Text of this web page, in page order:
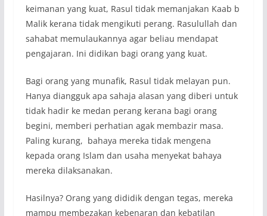
keimanan yang kuat, Rasul tidak memanjakan Kaab b
Malik kerana tidak mengikuti perang. Rasulullah dan
sahabat memulaukannya agar beliau mendapat
pengajaran. Ini didikan bagi orang yang kuat.
Bagi orang yang munafik, Rasul tidak melayan pun.
Hanya diangguk apa sahaja alasan yang diberi untuk
tidak hadir ke medan perang kerana bagi orang
begini, memberi perhatian agak membazir masa.
Paling kurang, bahaya mereka tidak mengena
kepada orang Islam dan usaha menyekat bahaya
mereka dilaksanakan.
Hasilnya? Orang yang dididik dengan tegas, mereka
mampu membezakan kebenaran dan kebatilan